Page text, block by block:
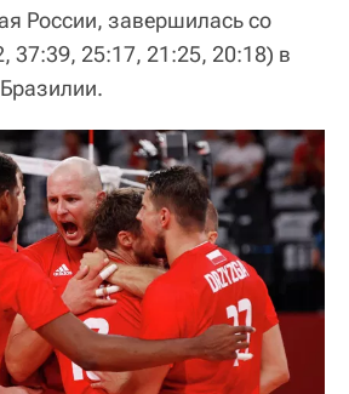
России, завершилась со
37:39, 25:17, 21:25, 20:18) в